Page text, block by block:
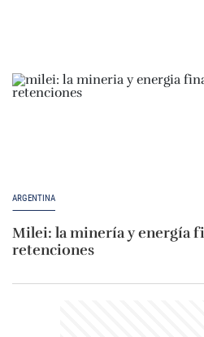
ARGENTINA
Milei: la minería y energía
retenciones